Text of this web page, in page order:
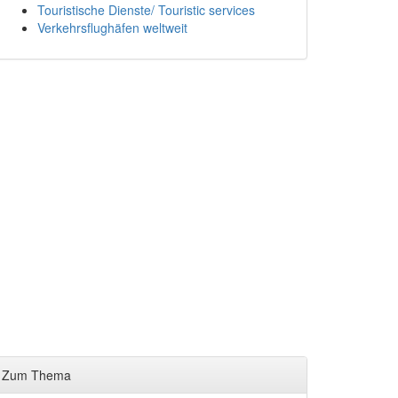
Touristische Dienste/ Touristic services
Verkehrsflughäfen weltweit
Zum Thema